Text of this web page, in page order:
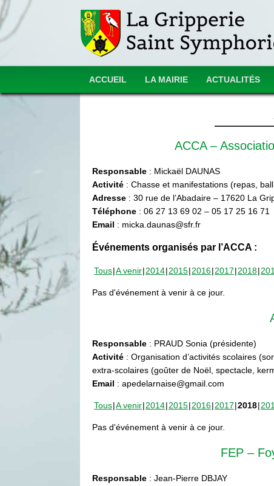
ACCUEIL LA MAIRIE ACTUALITÉS
ACCA –
Responsable : Mickaël DAUNAS
Activité : Chasse et manifestations (repas,
Adresse : 30 rue de l’Abadaire – 17620 La
Téléphone : 06 27 13 69 02 – 05 17 25 16 71
Email : micka.daunas@sfr.fr
Événements organisés par l’ACCA :
Tous A venir 2014 2015 2016 2017 2018
Pas d'événement à venir à ce jour.
Responsable : PRAUD Sonia (présidente)
Activité : Organisation d’activités scolaires
extra-scolaires (goûter de Noël, spectacle,
Email : apedelarnaise@gmail.com
Tous A venir 2014 2015 2016 2017 2018
Pas d'événement à venir à ce jour.
FEP –
Responsable : Jean-Pierre DBJAY